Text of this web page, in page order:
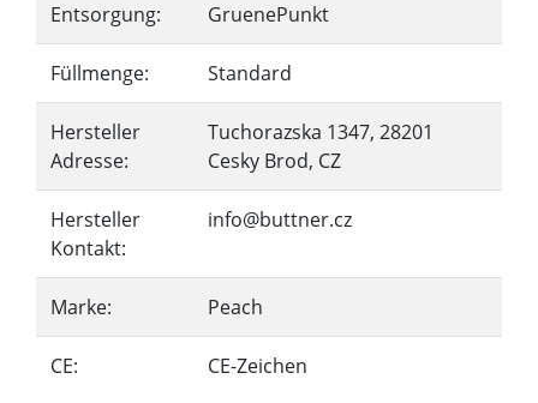
Entsorgung: GruenePunkt
Füllmenge: Standard
Hersteller
Adresse:
Tuchorazska 1347, 28201
Cesky Brod, CZ
Hersteller
Kontakt:
info@buttner.cz
Marke: Peach
CE: CE-Zeichen